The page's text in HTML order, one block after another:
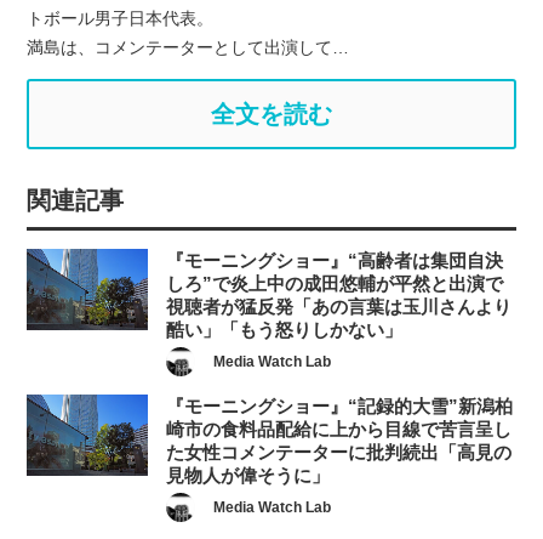
トボール男子日本代表。
満島は、コメンテーターとして出演して…
全文を読む
関連記事
『モーニングショー』“高齢者は集団自決
しろ”で炎上中の成田悠輔が平然と出演で
視聴者が猛反発「あの言葉は玉川さんより
酷い」「もう怒りしかない」
Media Watch Lab
『モーニングショー』“記録的大雪”新潟柏
崎市の食料品配給に上から目線で苦言呈し
た女性コメンテーターに批判続出「高見の
見物人が偉そうに」
Media Watch Lab